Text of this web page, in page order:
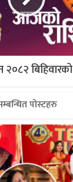
पोस्टहरु